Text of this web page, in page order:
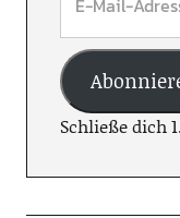
Schließe dich